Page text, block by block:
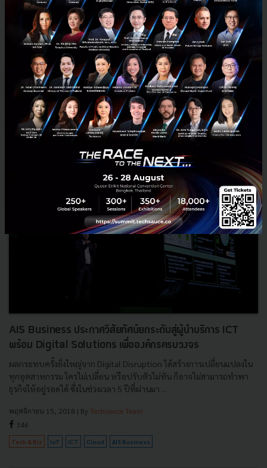
Unicorn Startup หน้าใหม่ปี 2018 นำโด่งโดยสหรัฐ และมูลค่า
สูงสุดเป็นของบริษัทพัฒนา E-Cigarette
เราคงคุ้นเคย Unicorn ชื่อดังหลายตัวกันมามากแล้ว ไม่ว่าจะเป็น uber
grab Ant Financial Didi WeWork เป็นต้น ซึ่งปัจจุบันจากการรวบรวมสถิติ
ของ crunchbase นั้น มี Unicorn ทั่วโลกทั้งหมด...
พฤศจิกายน 19, 2018| Bymimee
Tech & Biz JUUL Startup Unicorn Allbirds
AIS Business ประกาศวิสัยทัศน์ยกระดับสู่ผู้นำบริการ ICT
พร้อม Digital Solutions เพื่อองค์กรครบวงจร
ผลกระทบครั้งยิ่งใหญ่จาก Digital Disruption ได้สร้างการเปลี่ยนแปลงใน
ทุกอุตสาหกรรม ใครไม่เปลี่ยน หรือปรับตัวไม่ทัน ก็อาจไม่สามารถทำพา
ธุรกิจให้อยู่รอดได้ ซึ่งในช่วงเวลา 5 ปีที่ผ่านมา ...
พฤศจิกายน 15, 2018 | By Techsauce Team
346
Tech & Biz IoT ICT Cloud AIS Business